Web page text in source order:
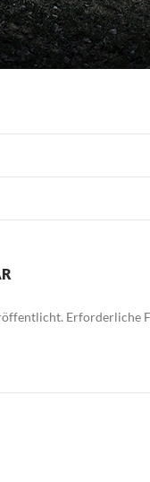
Erforderliche